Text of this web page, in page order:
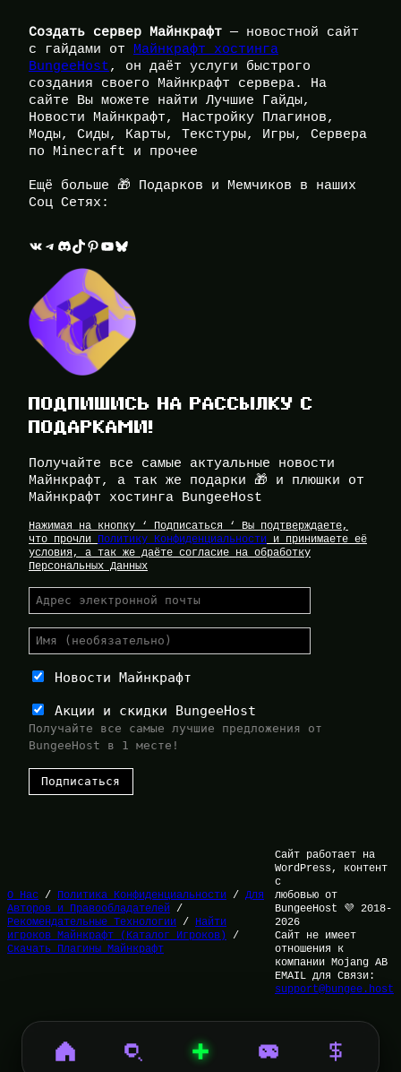
Создать сервер Майнкрафт — новостной сайт
с гайдами от
Майнкрафт хостинга
BungeeHost, он даёт услуги быстрого
создания своего Майнкрафт сервера. На
сайте Вы можете найти Лучшие Гайды,
Новости Майнкрафт, Настройку Плагинов,
Моды, Сиды, Карты, Текстуры, Игры, Сервера
по Minecraft и прочее
Ещё больше 🎁 Подарков и Мемчиков в наших
Соц Сетях:
ВКонтакте Telegram Discord TikTok Pinterest YouTube Bluesky
ПОДПИШИСЬ НА РАССЫЛКУ С
ПОДАРКАМИ!
Получайте все самые актуальные новости
Майнкрафт, а так же подарки 🎁 и плюшки от
Майнкрафт хостинга BungeeHost
Нажимая на кнопку ‘ Подписаться ‘ Вы подтверждаете,
что прочли Политику Конфиденциальности и принимаете её
условия, а так же даёте согласие на обработку
Персональных Данных
Новости Майнкрафт
Акции и скидки BungeeHost
Получайте все самые лучшие предложения от
BungeeHost в 1 месте!
О Нас / Политика Конфиденциальности / Для
Авторов и Правообладателей /
Рекомендательные Технологии / Найти
игроков Майнкрафт (Каталог Игроков) /
Скачать Плагины Майнкрафт
Сайт работает на
WordPress, контент
с
любовью от
BungeeHost 💜 2018-
2026
Сайт не имеет
отношения к
компании Mojang AB
EMAIL для Связи:
support@bungee.host